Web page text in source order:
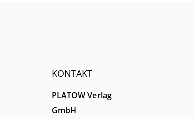
KONTAKT
PLATOW Verlag
GmbH